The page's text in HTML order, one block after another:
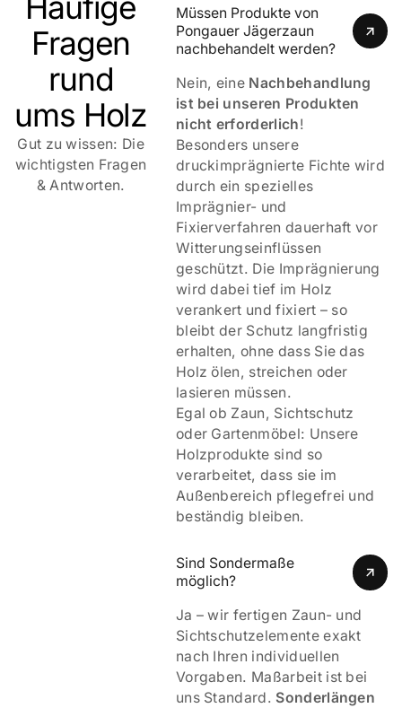
Dauerhaft schön dank KDI-Imprägnierung
Qualität & Erfahrung vom Pongauer Jägerzaun
Fragen
rund
ums Holz
Gut zu wissen: Die
wichtigsten Fragen
& Antworten.
Müssen Produkte von
Pongauer Jägerzaun
nachbehandelt werden?
Nein, eine Nachbehandlung
ist bei unseren Produkten
nicht erforderlich!
Besonders unsere
druckimprägnierte Fichte wird
durch ein spezielles
Imprägnier- und
Fixierverfahren dauerhaft vor
Witterungseinflüssen
geschützt. Die Imprägnierung
wird dabei tief im Holz
verankert und fixiert – so
bleibt der Schutz langfristig
erhalten, ohne dass Sie das
Holz ölen, streichen oder
lasieren müssen.
Egal ob Zaun, Sichtschutz
oder Gartenmöbel: Unsere
Holzprodukte sind so
verarbeitet, dass sie im
Außenbereich pflegefrei und
beständig bleiben.
Sind Sondermaße
möglich?
Ja – wir fertigen Zaun- und
Sichtschutzelemente exakt
nach Ihren individuellen
Vorgaben. Maßarbeit ist bei
uns Standard. Sonderlängen